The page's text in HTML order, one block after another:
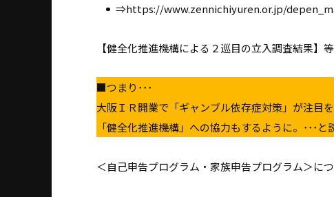
⇒https://www.zennichiyuren.or.jp/
【健全化推進機構による２巡目の立入調査結果】
■つまり･･･
大阪ＩＲ開業で「ギャンブル依存症対策」が注目
「健全化推進機構」への協力もするように。･･･と
＜自己申告プログラム・家族申告プログラム＞に